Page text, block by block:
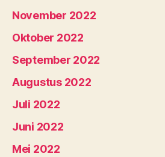
November 2022
Oktober 2022
September 2022
Augustus 2022
Juli 2022
Juni 2022
Mei 2022